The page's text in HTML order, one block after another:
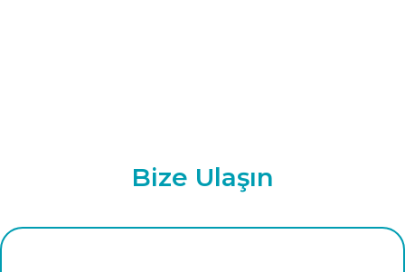
Bize Ulaşın